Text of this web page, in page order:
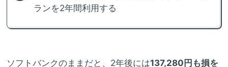
ランを2年間利用する
ソフトバンクのままだと、2年後には137,280円も損を